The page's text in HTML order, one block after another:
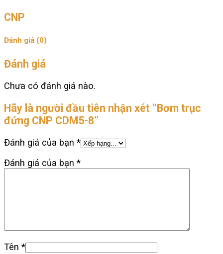
CNP
Đánh giá (0)
Đánh giá
Chưa có đánh giá nào.
Hãy là người đầu tiên nhận xét “Bơm trục
đứng CNP CDM5-8”
Đánh giá của bạn *
Đánh giá của bạn *
Tên *